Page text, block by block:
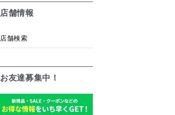
店舗情報
店舗検索
お友達募集中！